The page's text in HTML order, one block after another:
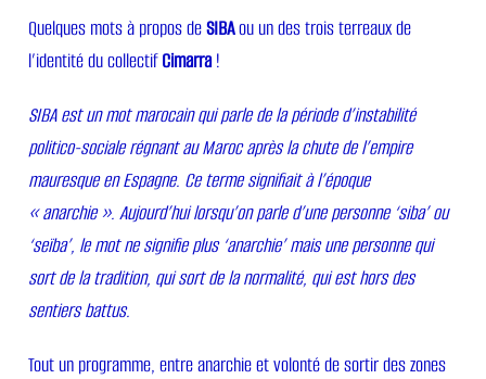
Quelques mots à propos deSIBAou un des trois terreaux de
l’identité du collectifCimarra!
SIBAest un mot marocain qui parle de la période d’instabilité
politico-sociale régnant au Maroc après la chute de l’empire
mauresque en Espagne. Ce terme signifiait à l’époque
« anarchie ». Aujourd’hui lorsqu’on parle d’une personne ‘siba’ ou
‘seïba’, le mot ne signifie plus ‘anarchie’ mais une personne qui
sort de la tradition, qui sort de la normalité, qui est hors des
sentiers battus.
Tout un programme, entre anarchie et volonté de sortir des zones